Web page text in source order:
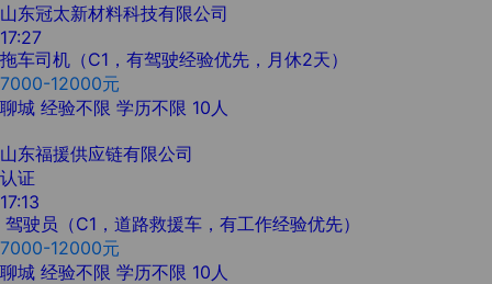
山东冠太新材料科技有限公司
17:27
拖车司机（C1，有驾驶经验优先，月休2天）
7000-12000元
聊城 经验不限 学历不限 10人
山东福援供应链有限公司
认证
17:13
驾驶员（C1，道路救援车，有工作经验优先）
7000-12000元
聊城 经验不限 学历不限 10人